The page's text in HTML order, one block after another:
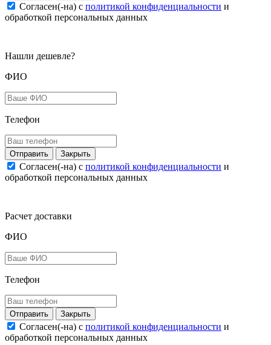
Согласен(-на) c политикой конфиденциальности и
обработкой персональных данных
Нашли дешевле?
ФИО
Телефон
Закрыть
Согласен(-на) c политикой конфиденциальности и
обработкой персональных данных
Расчет доставки
ФИО
Телефон
Закрыть
Согласен(-на) c политикой конфиденциальности и
обработкой персональных данных